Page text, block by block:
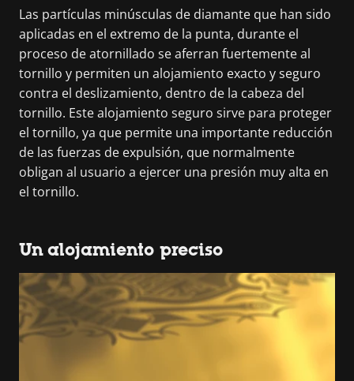
Las partículas minúsculas de diamante que han sido
aplicadas en el extremo de la punta, durante el
proceso de atornillado se aferran fuertemente al
tornillo y permiten un alojamiento exacto y seguro
contra el deslizamiento, dentro de la cabeza del
tornillo. Este alojamiento seguro sirve para proteger
el tornillo, ya que permite una importante reducción
de las fuerzas de expulsión, que normalmente
obligan al usuario a ejercer una presión muy alta en
el tornillo.
Un alojamiento preciso